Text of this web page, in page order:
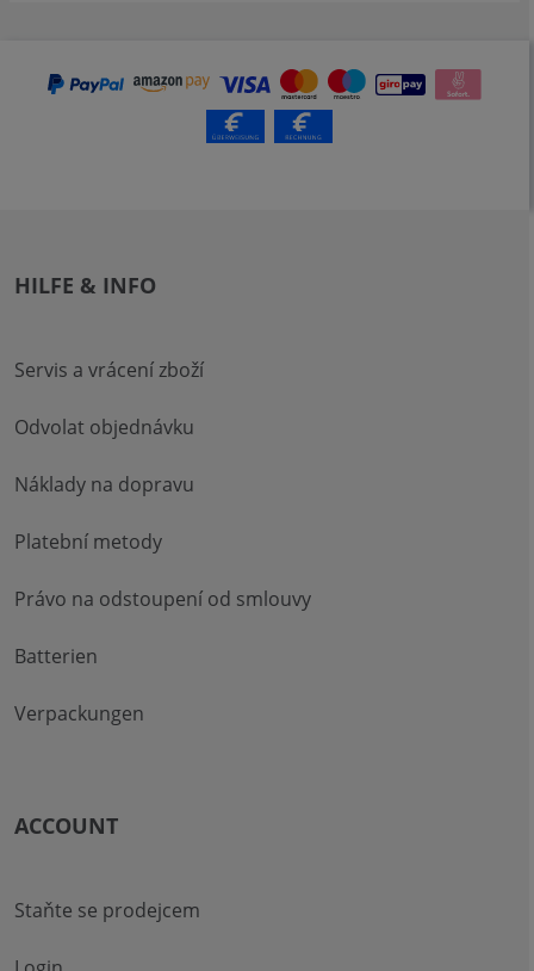
HILFE & INFO
Servis a vrácení zboží
Odvolat objednávku
Náklady na dopravu
Platební metody
Právo na odstoupení od smlouvy
Batterien
Verpackungen
ACCOUNT
Staňte se prodejcem